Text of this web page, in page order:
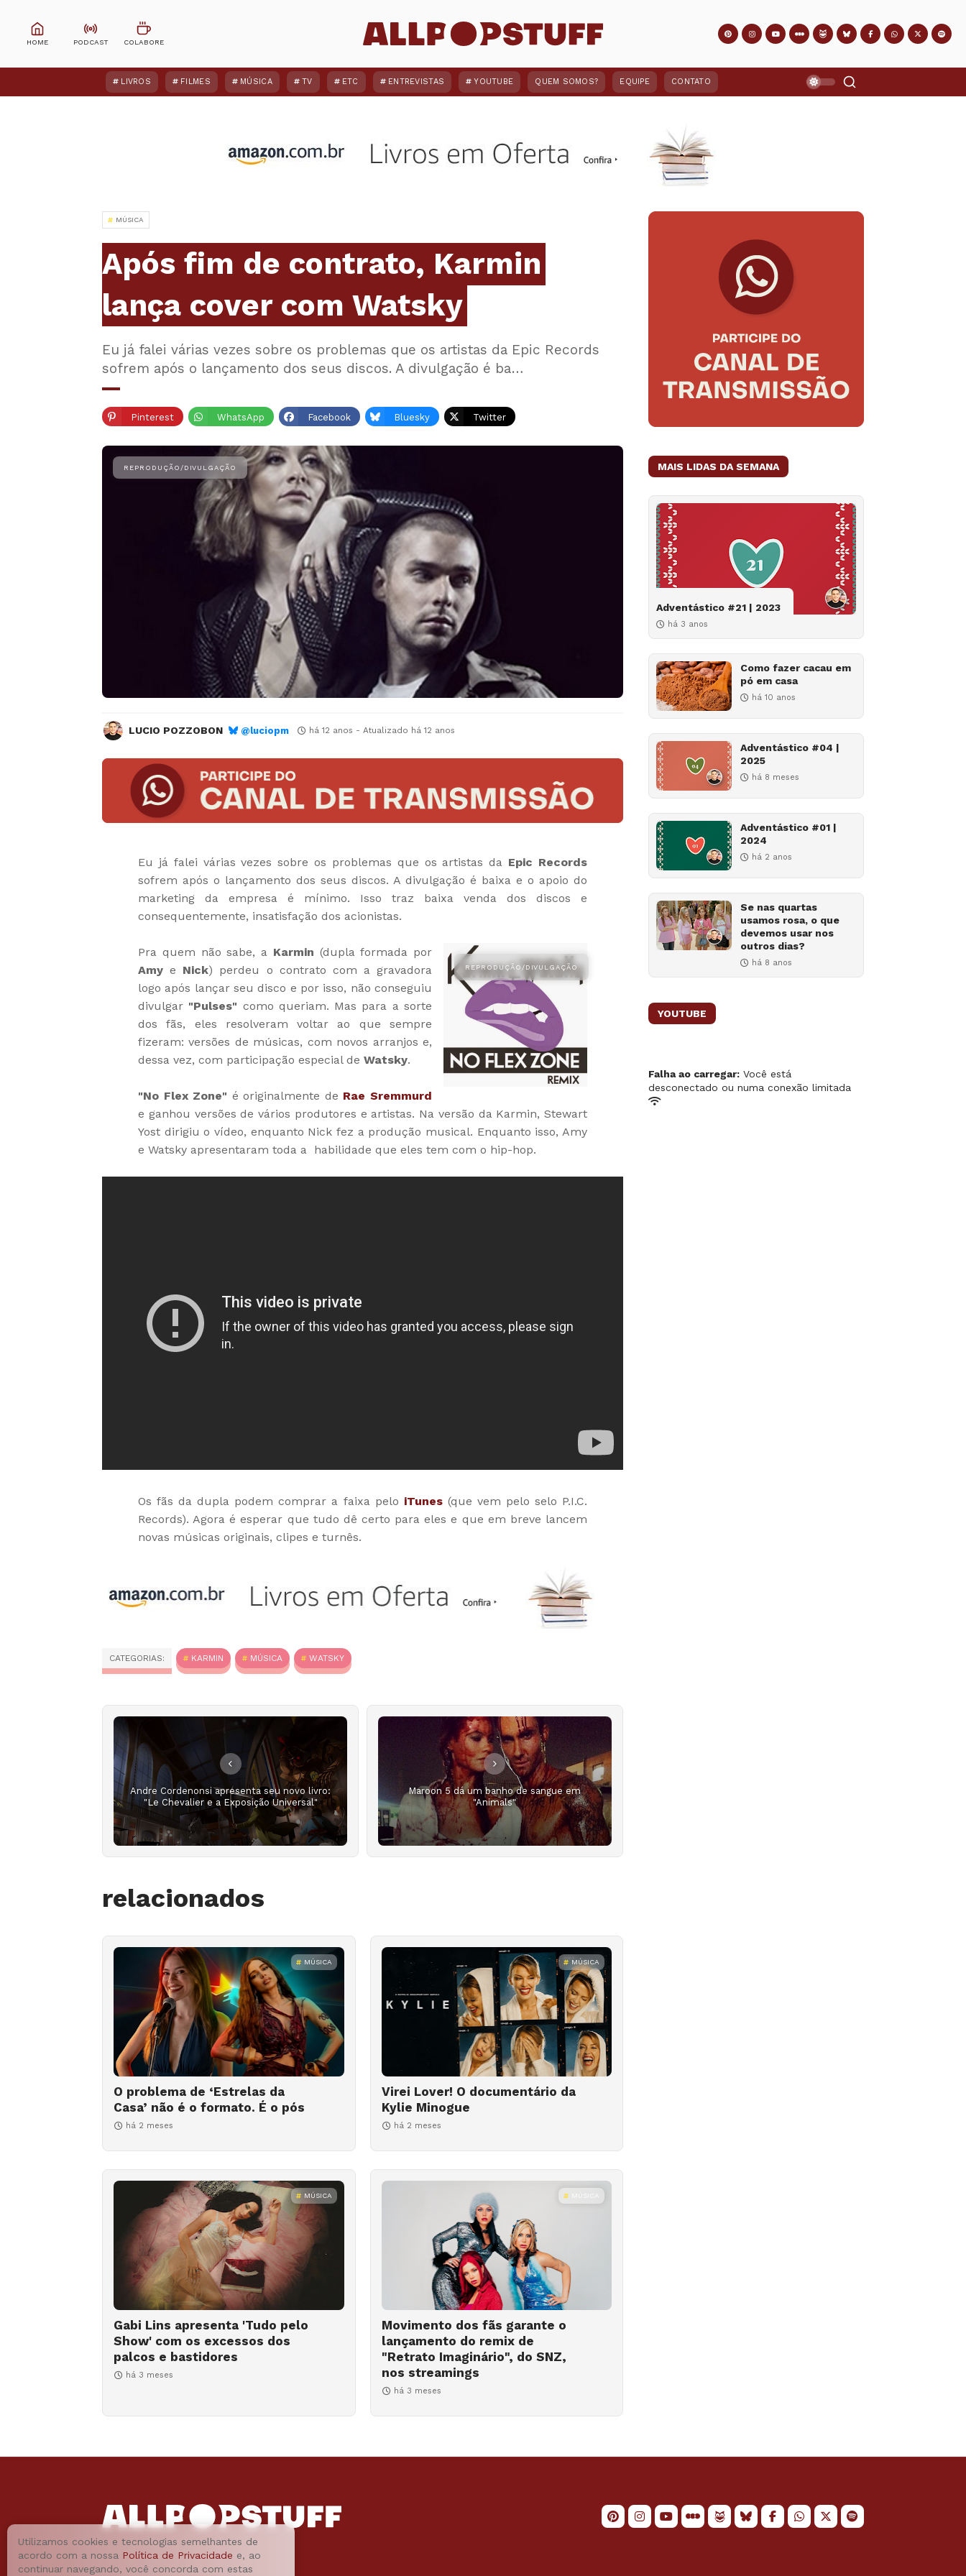
LIVROS FILMES MÚSICA TV ETC ENTREVISTAS YOUTUBE QUEM SOMOS? EQUIPE CONTATO
MÚSICA
Após fim de contrato, Karmin
lança cover com Watsky
Eu já falei várias vezes sobre os problemas que os artistas da Epic Records
sofrem após o lançamento dos seus discos. A divulgação é ba…
Pinterest WhatsApp Facebook Bluesky Twitter
LUCIO POZZOBON @luciopm há 12 anos - Atualizado há 12 anos
Eu já falei várias vezes sobre os problemas que os artistas da Epic Records
sofrem após o lançamento dos seus discos. A divulgação é baixa e o apoio do
marketing da empresa é mínimo. Isso traz baixa venda dos discos e
consequentemente, insatisfação dos acionistas.
Pra quem não sabe, a Karmin (dupla formada por
Amy e Nick) perdeu o contrato com a gravadora
logo após lançar seu disco e por isso, não conseguiu
divulgar "Pulses" como queriam. Mas para a sorte
dos fãs, eles resolveram voltar ao que sempre
fizeram: versões de músicas, com novos arranjos e,
dessa vez, com participação especial de Watsky.
"No Flex Zone" é originalmente de Rae Sremmurd
e ganhou versões de vários produtores e artistas. Na versão da Karmin, Stewart
Yost dirigiu o vídeo, enquanto Nick fez a produção musical. Enquanto isso, Amy
e Watsky apresentaram toda a habilidade que eles tem com o hip-hop.
Os fãs da dupla podem comprar a faixa pelo iTunes(que vem pelo selo P.I.C.
Records). Agora é esperar que tudo dê certo para eles e que em breve lancem
novas músicas originais, clipes e turnês.
CATEGORIAS: KARMIN MÚSICA WATSKY
Andre Cordenonsi apresenta seu novo livro:
"Le Chevalier e a Exposição Universal"
Maroon 5 dá um banho de sangue em
"Animals"
relacionados
MÚSICA
O problema de ‘Estrelas da
Casa’ não é o formato. É o pós
há 2 meses
MÚSICA
Virei Lover! O documentário da
Kylie Minogue
há 2 meses
MÚSICA
Gabi Lins apresenta 'Tudo pelo
Show' com os excessos dos
palcos e bastidores
há 3 meses
MÚSICA
Movimento dos fãs garante o
lançamento do remix de
"Retrato Imaginário", do SNZ,
nos streamings
há 3 meses
MAIS LIDAS DA SEMANA
Adventástico #21 | 2023
há 3 anos
Como fazer cacau em
pó em casa
há 10 anos
Adventástico #04 |
2025
há 8 meses
Adventástico #01 |
2024
há 2 anos
Se nas quartas
usamos rosa, o que
devemos usar nos
outros dias?
há 8 anos
YOUTUBE
Falha ao carregar: Você está
desconectado ou numa conexão limitada
Utilizamos cookies e tecnologias semelhantes de
acordo com a nossa Política de Privacidade e, ao
continuar navegando, você concorda com estas